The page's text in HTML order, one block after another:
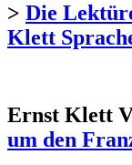
> Die
Klett
Ernst Klett
um den